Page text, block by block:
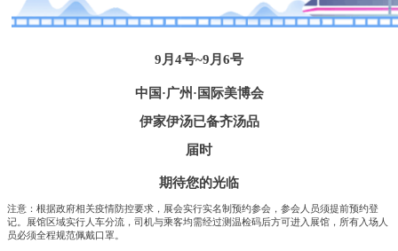
9月4号~9月6号
中国·广州·国际美博会
伊家伊汤已备齐汤品
届时
期待您的光临
注意： 根据政府相关疫情防控要求，展会实行实名制预约参会，参会人员须提前预约登
记。 展馆区域实行人车分流，司机与乘客均需经过测温检码后方可进入展馆，所有入场人
员必须全程规范佩戴口罩。